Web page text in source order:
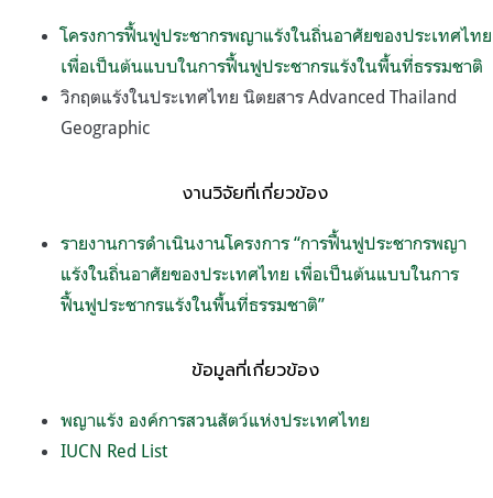
โครงการฟื้นฟูประชากรพญาแร้งในถิ่นอาศัยของประเทศไทย
เพื่อเป็นต้นแบบในการฟื้นฟูประชากรแร้งในพื้นที่ธรรมชาติ
วิกฤตแร้งในประเทศไทย นิตยสาร Advanced Thailand
Geographic
งานวิจัยที่เกี่ยวข้อง
รายงานการดำเนินงานโครงการ “การฟื้นฟูประชากรพญา
แร้งในถิ่นอาศัยของประเทศไทย เพื่อเป็นต้นแบบในการ
ฟื้นฟูประชากรแร้งในพื้นที่ธรรมชาติ”
ข้อมูลที่เกี่ยวข้อง
พญาแร้ง องค์การสวนสัตว์แห่งประเทศไทย
IUCN Red List